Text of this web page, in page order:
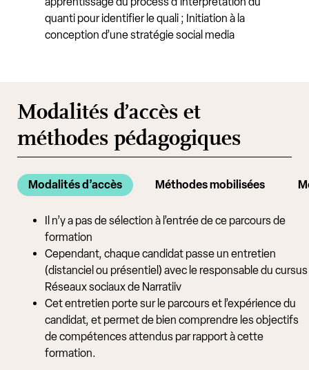
quanti pour identifier le quali ; Initiation à la
conception d’une stratégie social media
Modalités d’accès et
méthodes pédagogiques
Modalités d’accès Méthodes mobilisées
Il n’y a pas de sélection à l’entrée de ce parcours de
formation
Cependant, chaque candidat passe un entretien
(distanciel ou présentiel) avec le responsable du cursus
Réseaux sociaux de Narratiiv
Cet entretien porte sur le parcours et l’expérience du
candidat, et permet de bien comprendre les objectifs
de compétences attendus par rapport à cette
formation.